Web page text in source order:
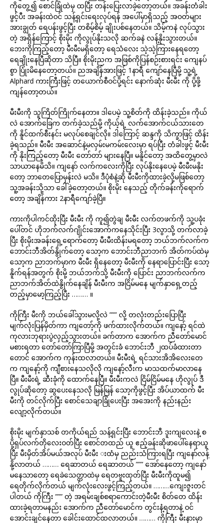
ကိုတွေ့၍ စောင်ခြုံထဲမှ ထပြီး တန်းပြေးလာခဲ့တော့တယ်။ အခန်းတံခါး
ဖွင့်ပီး အခန်းထဲဝင် သန့်ရှင်းရေးလုပ်ရန် အပေါ်မှာရှိသည့် အဝတ်များ
အားချွတ် ရေပန်းဖွင့်ပြီး တစိမ့်စိမ့် ချိုးပစ်နေတယ်။ သိမ့်ကနဲ လုပ်သွား
တဲ့ အရှိန်ကြောင့် စိုးမိုး ကိုလွုပ်နိုးသလို ဆက်ခနဲ လန့်နိုးသွားတယ်။
ဘေးကိုကြည့်တော့ မီးမီးမရှိတော့ ရေသံလေး သဲ့သဲ့ကြားနေရတော့
ရေချိုးနေပြီဆိုတာ သိပြီ။ စိုးမိုးညက အဖြစ်ကိုပြန်စဉ်းစားရင်း ကျေနပ်
စွာ ပြုံးမိနေတော့တယ်။ ညအချိန်အားဖြင့် 1နာရီ ကျော်နေပြီမို့ သူ့ရဲ့
Alphard ကားကြီးဖြင့် တယောက်စီဝင်ပို့ရင်း နောက်ဆုံး မီးမီး ကို ပို့ဖို့
ကျန်တော့တယ်။
မီးမီးကို သူကြိတ်ကြိုက်နေတာ။ ဒါပေမဲ့ သူ့စိတ်ကို ထိန်းခဲ့သည်။ ကိုယ်
လဲ အောက်ခြေက တက်ခဲ့သည်မို့ ကိုယ့်ရဲ့ လက်အောက်ငယ်သားတေ
ကို နိူင်ထက်စီးနင်း မလုပ်စေချင်လို။ ဒါကြောင့် ဆန္ဒကို သိက္ခာဖြင့် ထိန်း
ခဲ့ရသည်။ မီးမီး အဆောင်နဲ့မလှမ်းမကမ်းလေးမှာ ရပ်ပြီး တံခါးဖွင့် မီးမီး
ကို နိုးကြည့်တော့ မီးမီး တော်တာ် များနေပြီ။ မနိူင်တော့ အထိတွေ့မှာလဲ
သာယာနေမိသိ။ ကျနော် လက်ကလေးကိုပြီး လုပ်နိုးနေပေမဲ့ မီးမီးမနိုး
တော့ ဘာတေပြောမှန်းလဲ မသိ။ ဒီပုံစံနဲ့ဆို မီးမီးကိုထားခဲ့လို့မဖြစ်တော့
သူ့အခန်းသို့သာ ခေါ်ခဲ့တော့တယ်။ စိုးမိုး နေသည့် တိုက်ခန်းကိုရောက်
တော့ အချိန်ကား 2နာရီကျော်ခဲ့ပြီ။
ကားကိုပါကင်ထိုးပြီး မီးမီး ကို ကူ၍တွဲချ မီးမီး လက်တဖက်ကို သူ့ပခုံး
ပေါ်တင် ဟိုဘက်လက်ဂျိုင်းအောက်ကနေသိုင်းပြီး 3လွာသို့ တက်လာခဲ့
ပြီး စိုးမိုးအခန်းရှေ့ရောက်တော့ မီးမီးထိန်းမရတော့ ဘယ်ဘက်လက်က
ဘောင်းဘီအိတ်နွိုက်တော့ သော့က ဘောင်းဘီညာဘက် အိတ်ကပ်ထဲမှ
သော့က ညာဘက်မှာက မီးမီး ရှိနေတော့ မီးမီးကို နေရာပြောင်းပြီး သော့
နိူက်ရန်အတွက် စိုးမို့ ဘယ်ဘက်သို့ မီးမီးကို ပြောင်း ညာဘက်လက်က
ညာဘက်အိတ်ထဲနွိုက်နေချိန် မီးမီးက အငြိမ်မနေ မျက်နှာရှေ့တည့်
တည့်မှာမော့ကြည့်ပြီး ……… ။
ကိုကြီး မီးကို ဘယ်ခေါ်သွားမလို့လဲ ””” လို့ တလုံးတည်းပြောပြီး
မျက်လုံးပြန်မှိတ်ကာ ကျတော့်ကို ဖက်ထားလိုက်တယ်။ ကျနော့် ရင်ထဲ
ကုလားဘုရားပွဲလှည့်သွားတယ်။ ခက်တာက အောက်က ညီတော်မောင်
မစားရတာ တော်တော်ကြာပြီမို့ အတွင်းခံ ဘောင်းဘီ ၂ထပ်ခံထားတာ
တောင် အောက်က ကုန်းထလာတယ်။ မီးမီးရဲ့ ရင်သားအိအိလေးတေ
က ကျနော့်ကို ကျီစားနေသလိုလို ကျနော့်လီးက မာသထက်မာလာနေ
ပြီ။ မီးမီးရဲ့ ဆီးခုံကို ထောက်နေပြီ။ မီးမီးကလဲ ငြိမ်ငြိမ်မနေ ဟိုလွုပ် ဒီ
လွုပ်ဆိုတော့ ဆွပေးနေသလို မြန်မြန် သော့ကိုဖွင့်ပြီး အိပ်ယာထက် မီး
မီးကို တင်လိုက်ပြီး စောင်သေချာခြုံပေးပြီး အအေးကို နည်းနည်း
လျော့လိုက်တယ်။
စိုးမိုး မျက်နှာသစ် တကိုယ်ရည် သန့်ရှင်းပြီး ဘောင်းဘီ ဒူးကျလေးနဲ့ စ
ပို့ရှပ်လက်တိုလေးဝတ်ပြီး စောင်တထည် ယူ ဧည့်ခန်းဆိုဖာပေါ်နေရာယူ
ပြီး မီးမှိတ်အိပ်မယ်အလုပ် မီးမီး းထံမှ ညည်းသံကြားရပြီး ကျနော်လန့်
နို့လာတယ် ……… ရေဆာတယ် ရေဆာတယ် ””” အော်နေတော့ ကျနော်
မနေသာတော့ ရေခဲသေတ္တာထဲမှ ရေတဗူးထုတ်ပြီး မီးမီးကိုထူမ၍
ရေတိုက်လိုက်တယ် မျက်လုံးလေးဖွင့်ကြည့်တယ်။ ………ကျေးဇူးတင်
ပါတယ် ကိုကြီး ””” တဲ့ အရမ်းချစ်စရာကောင်းတဲ့မီးမီး စိတ်တေ ထိန်း
ထားခဲ့ရတာမနည်း အောက်က ညီတော်မောင်က တွင်းနံ့ရတာနဲ့ ဝင်
အောင်းချင်နေတာ ခေါင်းထောင်ထလာတယ်။ ……… ကိုကြီး မီးနားမှာ